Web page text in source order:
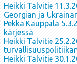
Heikki Talvitie
Georgian ja
Pekka Kauppala
kärjessä
Heikki Talvitie
Heikki Talvitie